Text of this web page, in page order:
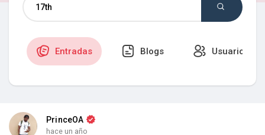
Discover Grupos
My Groups
Entradas Blogs Usuarios
PrinceOA
hace un año